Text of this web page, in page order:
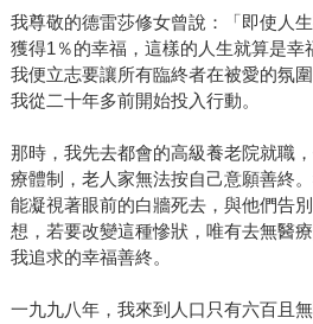
我尊敬的德雷莎修女曾說：「即使人
獲得1％的幸福，這樣的人生就算是幸
我便立志要讓所有臨終者在被愛的氛
我從二十年多前開始投入行動。
那時，我先去都會的高級養老院就職
療體制，老人家無法按自己意願善終
能凝視著眼前的白牆死去，與他們告
想，若要改變這種慘狀，唯有去無醫
我追求的幸福善終。
一九九八年，我來到人口只有六百且